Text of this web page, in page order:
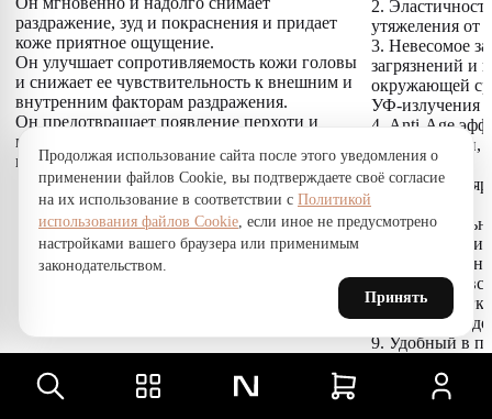
раздражение, зуд и покраснения и придает
коже приятное ощущение.
Он улучшает сопротивляемость кожи головы
и снижает ее чувствительность к внешним и
внутренним факторам раздражения.
Он предотвращает появление перхоти и
помогает нормализовать микрофлору кожи
головы.
2.
утяжеления от
3. Невесомое
загрязнений и
окружающей
УФ-излучения
4. Anti-Age
длине
5. Сохраняет
6.
7. Нет
протяжении
8. Волосы
объем, долго
9. Удобный в
10.
создателя
Продолжая использование сайта после этого уведомления о
применении файлов Cookie, вы подтверждаете своё согласие
на их использование в соответствии с Политикой
использования файлов Cookie, если иное не предусмотрено
настройками вашего браузера или применимым
законодательством.
Принять